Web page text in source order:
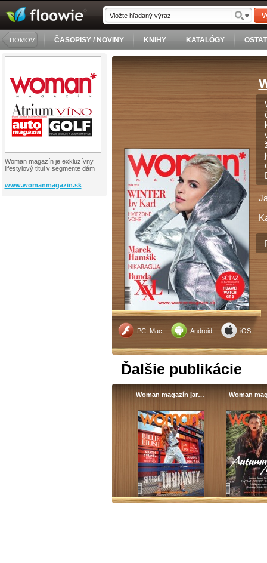
DOMOV ČASOPISY / NOVINY KNIHY KATALÓGY
Woman magazín je exkluzívny
lifestylový titul v segmente dám
www.womanmagazin.sk
PC, Mac Android iOS
Ďalšie publikácie
Woman magazín jar… Woman